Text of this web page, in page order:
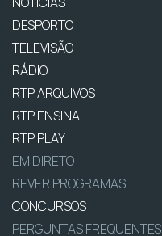
DESPORTO
TELEVISÃO
RÁDIO
RTP ARQUIVOS
RTP ENSINA
RTP PLAY
EM DIRETO
REVER PROGRAMAS
CONCURSOS
PERGUNTAS FREQUENTES